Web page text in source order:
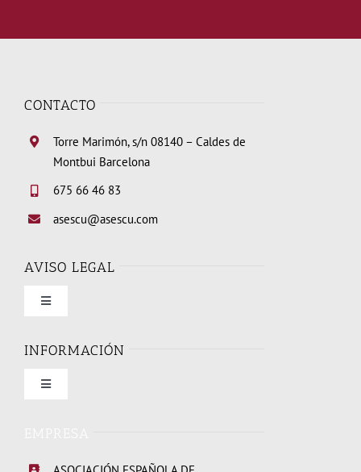
CONTACTO
Torre Marimón, s/n 08140 – Caldes de
Montbui Barcelona
675 66 46 83
asescu@asescu.com
AVISO LEGAL
Toggle
Condiciones de uso
INFORMACIÓN
Toggle